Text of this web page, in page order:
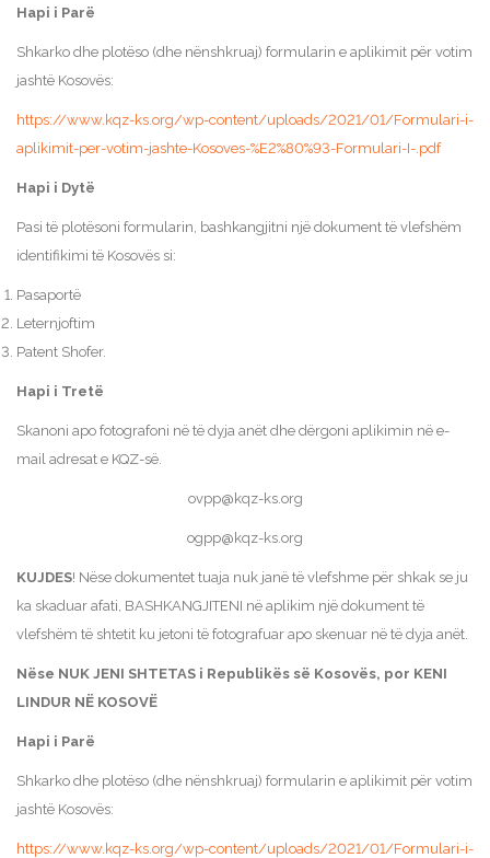
Hapi i Parë
Shkarko dhe plotëso (dhe nënshkruaj) formularin e aplikimit për votim
jashtë Kosovës:
https://www.kqz-ks.org/wp-content/uploads/2021/01/Formulari-i-
aplikimit-per-votim-jashte-Kosoves-%E2%80%93-Formulari-I-.pdf
Hapi i Dytë
Pasi të plotësoni formularin, bashkangjitni një dokument të vlefshëm
identifikimi të Kosovës si:
Pasaportë
Leternjoftim
Patent Shofer.
Hapi i Tretë
Skanoni apo fotografoni në të dyja anët dhe dërgoni aplikimin në e-
mail adresat e KQZ-së.
ovpp@kqz-ks.org
ogpp@kqz-ks.org
KUJDES! Nëse dokumentet tuaja nuk janë të vlefshme për shkak se ju
ka skaduar afati, BASHKANGJITENI në aplikim një dokument të
vlefshëm të shtetit ku jetoni të fotografuar apo skenuar në të dyja anët.
Nëse NUK JENI SHTETAS i Republikës së Kosovës, por KENI
LINDUR NË KOSOVË
Hapi i Parë
Shkarko dhe plotëso (dhe nënshkruaj) formularin e aplikimit për votim
jashtë Kosovës:
https://www.kqz-ks.org/wp-content/uploads/2021/01/Formulari-i-